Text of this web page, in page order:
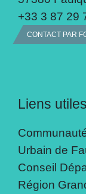
+33 3 87 29
CONTACT PAR
Liens utiles
Urbain de
Conseil
Région